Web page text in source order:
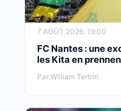
7 AOÛT 2026, 19:00
FC Nantes : une
les Kita en
Par William Tertrin